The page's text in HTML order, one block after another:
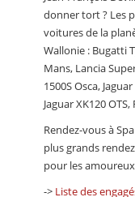
donner tort ? Les
voitures de la
Wallonie : Bugatti
Mans, Lancia
1500S Osca,
Jaguar XK120
Rendez-vous à
plus grands
pour les
-> Liste des